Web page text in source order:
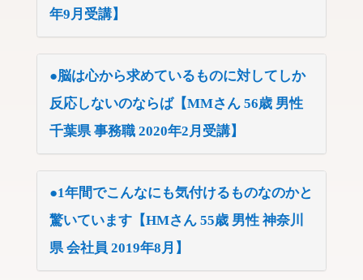
年9月受講】
●脳は心から求めているものに対してしか
反応しないのならば【MMさん 56歳 男性
千葉県 事務職 2020年2月受講】
●1年間でこんなにも気付けるものなのかと
驚いています【HMさん 55歳 男性 神奈川
県 会社員 2019年8月】